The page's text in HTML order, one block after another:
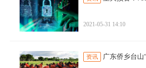
2021-05-31 14:10
资讯